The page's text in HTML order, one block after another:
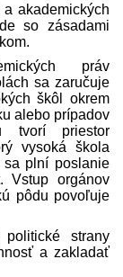
akademických
so zásadami
práv
sa zaručuje
škôl okrem
alebo prípadov
tvorí priestor
vysoká škola
plní poslanie
Vstup orgánov
pôdu povoľuje
strany
a zakladať